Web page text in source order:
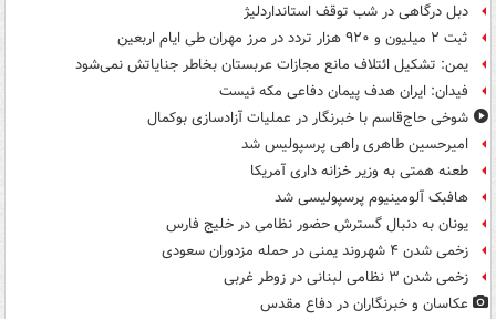
دبل درگاهی در شب توقف استانداردلیژ
ثبت ۲ میلیون و ۹۲۰ هزار تردد در مرز مهران طی ایام اربعین
یمن: تشکیل ائتلاف مانع مجازات عربستان بخاطر جنایاتش نمی‌شود
فیدان: ایران هدف پیمان دفاعی مکه نیست
شوخی حاج‌قاسم با خبرنگار در عملیات آزادسازی بوکمال
امیرحسین طاهری راهی پرسپولیس شد
طعنه همتی به وزیر خزانه داری آمریکا
هافبک آلومینیوم پرسپولیسی شد
یونان به دنبال گسترش حضور نظامی در خلیج فارس
زخمی شدن ۴ شهروند یمنی در حمله مزدوران سعودی
زخمی شدن ۳ نظامی لبنانی در زوطر غربی
عکاسان و خبرنگاران در دفاع مقدس